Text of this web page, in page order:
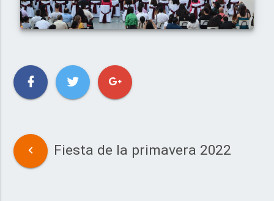
Fiesta de la primavera 2022